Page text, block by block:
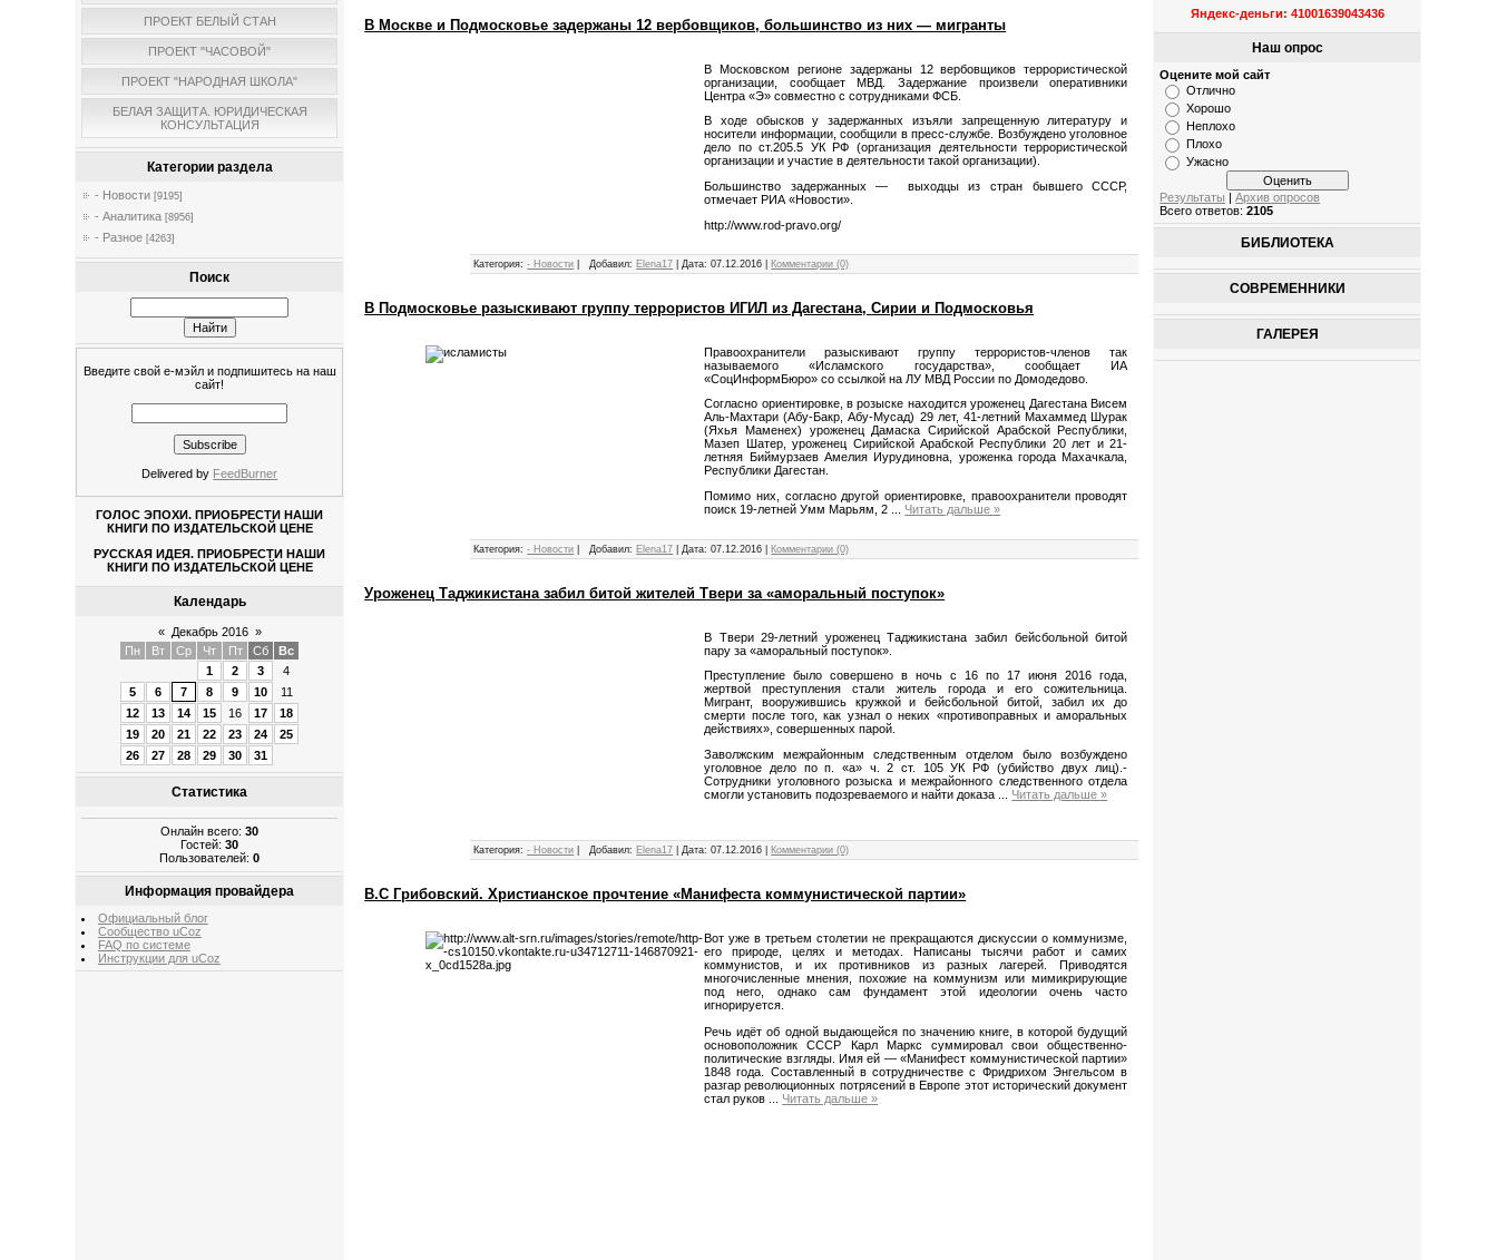
ПРОЕКТ БЕЛЫЙ СТАН
ПРОЕКТ "ЧАСОВОЙ"
ПРОЕКТ "НАРОДНАЯ ШКОЛА"
БЕЛАЯ ЗАЩИТА. ЮРИДИЧЕСКАЯ
КОНСУЛЬТАЦИЯ
Категории раздела
- Новости [9195]
- Аналитика [8956]
- Разное [4263]
Поиск
Введите свой е-мэйл и подпишитесь на наш
сайт!
Delivered by FeedBurner
ГОЛОС ЭПОХИ. ПРИОБРЕСТИ НАШИ
КНИГИ ПО ИЗДАТЕЛЬСКОЙ ЦЕНЕ
РУССКАЯ ИДЕЯ. ПРИОБРЕСТИ НАШИ
КНИГИ ПО ИЗДАТЕЛЬСКОЙ ЦЕНЕ
Календарь
« Декабрь 2016 »
Пн
Вт Ср Чт Пт Сб
Вс
1
2 3
4
5
6 7 8 9 10
11
12
13 14 15 16 17
18
19
20 21 22 23 24
25
26
27 28 29 30 31
Статистика
Онлайн всего:30
Гостей:30
Пользователей:0
Информация провайдера
Официальный блог
Сообщество uCoz
FAQ по системе
Инструкции для uCoz
В Москве и Подмосковье задержаны 12 вербовщиков, большинство из них — мигранты
В Московском регионе задержаны 12 вербовщиков террористической
организации, сообщает МВД. Задержание произвели оперативники
Центра «Э» совместно с сотрудниками ФСБ.
В ходе обысков у задержанных изъяли запрещенную литературу и
носители информации, сообщили в пресс-службе. Возбуждено уголовное
дело по ст.205.5 УК РФ (организация деятельности террористической
организации и участие в деятельности такой организации).
Большинство задержанных — выходцы из стран бывшего СССР,
отмечает РИА «Новости».
http://www.rod-pravo.org/
Категория: - Новости Добавил: Elena17 |Дата: 07.12.2016 Комментарии (0)
В Подмосковье разыскивают группу террористов ИГИЛ из Дагестана, Сирии и Подмосковья
Правоохранители разыскивают группу террористов-членов так
называемого «Исламского государства», сообщает ИА
«СоцИнформБюро» со ссылкой на ЛУ МВД России по Домодедово.
Согласно ориентировке, в розыске находится уроженец Дагестана Висем
Аль-Махтари (Абу-Бакр, Абу-Мусад) 29 лет, 41-летний Махаммед Шурак
(Яхья Маменех) уроженец Дамаска Сирийской Арабской Республики,
Мазеп Шатер, уроженец Сирийской Арабской Республики 20 лет и 21-
летняя Биймурзаев Амелия Иурудиновна, уроженка города Махачкала,
Республики Дагестан.
Помимо них, согласно другой ориентировке, правоохранители проводят
поиск 19-летней Умм Марьям, 2
Читать дальше »
Категория: - Новости Добавил: Elena17 Дата: 07.12.2016 Комментарии (0)
Уроженец Таджикистана забил битой жителей Твери за «аморальный поступок»
В Твери 29-летний уроженец Таджикистана забил бейсбольной битой
пару за «аморальный поступок».
Преступление было совершено в ночь с 16 по 17 июня 2016­ года,
жертвой преступления стали житель города и его сожительница.
Мигрант, ­вооружившись кружкой и бейсбольной битой, забил их до
смерти после того, как узнал о неких «против­оправных и аморальных
действиях», совершенных парой.
Заволжским межрайонны­м следственным отдело­м было возбуждено
уголовное дело по п. «­а» ч. 2 ст. 105 УК РФ­ (убийство двух лиц).­
Сотрудник­и уголовного розыска­ и межрай­онного следственного ­отдела
смогли установить подозреваемого и найти доказа
Читать дальше »
Категория: - Новости Добавил: Elena17 Дата: 07.12.2016 Комментарии (0)
В.С Грибовский. Христианское прочтение «Манифеста коммунистической партии»
Вот уже в третьем столетии не прекращаются дискуссии о коммунизме,
его природе, целях и методах. Написаны тысячи работ и самих
коммунистов, и их противников из разных лагерей. Приводятся
многочисленные мнения, похожие на коммунизм или мимикрирующие
под него, однако сам фундамент этой идеологии очень часто
игнорируется.
Речь идёт об одной выдающейся по значению книге, в которой будущий
основоположник СССР Карл Маркс суммировал свои общественно-
политические взгляды. Имя ей — «Манифест коммунистической партии»
1848 года. Составленный в сотрудничестве с Фридрихом Энгельсом в
разгар революционных потрясений в Европе этот исторический документ
стал руков
Читать дальше »
Яндекс-деньги: 41001639043436
Наш опрос
Оцените мой сайт
Отлично
Хорошо
Неплохо
Плохо
Ужасно
Результаты |Архив опросов
Всего ответов:2105
БИБЛИОТЕКА
СОВРЕМЕННИКИ
ГАЛЕРЕЯ